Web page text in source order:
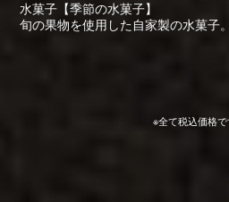
水菓子【季節の水菓子】
旬の果物を使用した自家製の水菓子。
※全て税込価格で